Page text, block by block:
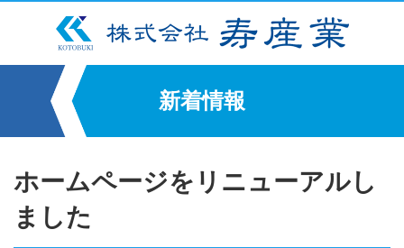
新着情報
ホームページをリニューアルし
ました